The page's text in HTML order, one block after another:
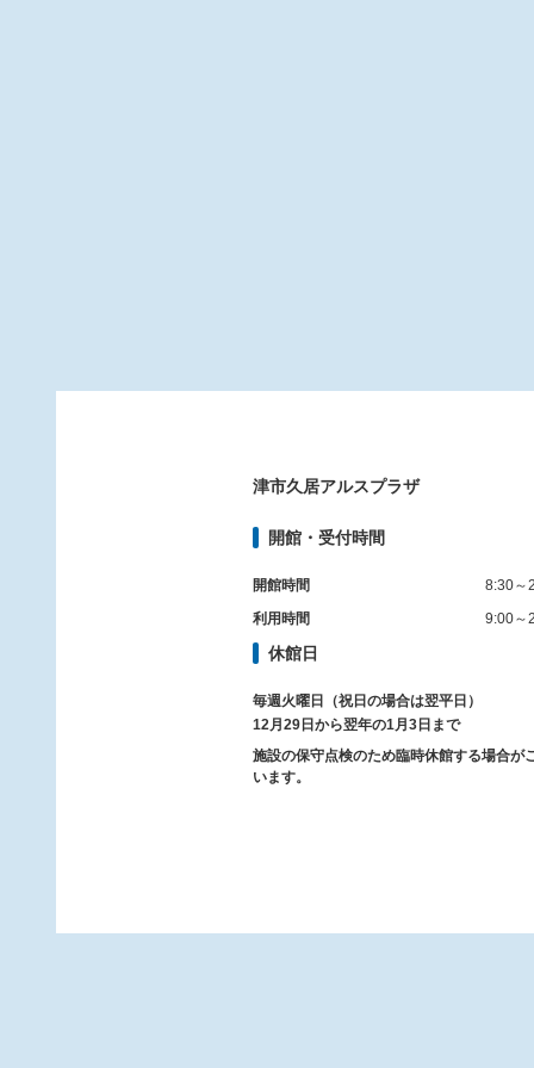
津市久居アルスプラザ
開館・受付時間
開館時間
8:30～
利用時間
9:00～
休館日
毎週火曜日（祝日の場合は翌平日）
12月29日から翌年の1月3日まで
施設の保守点検のため臨時休館する場合が
います。